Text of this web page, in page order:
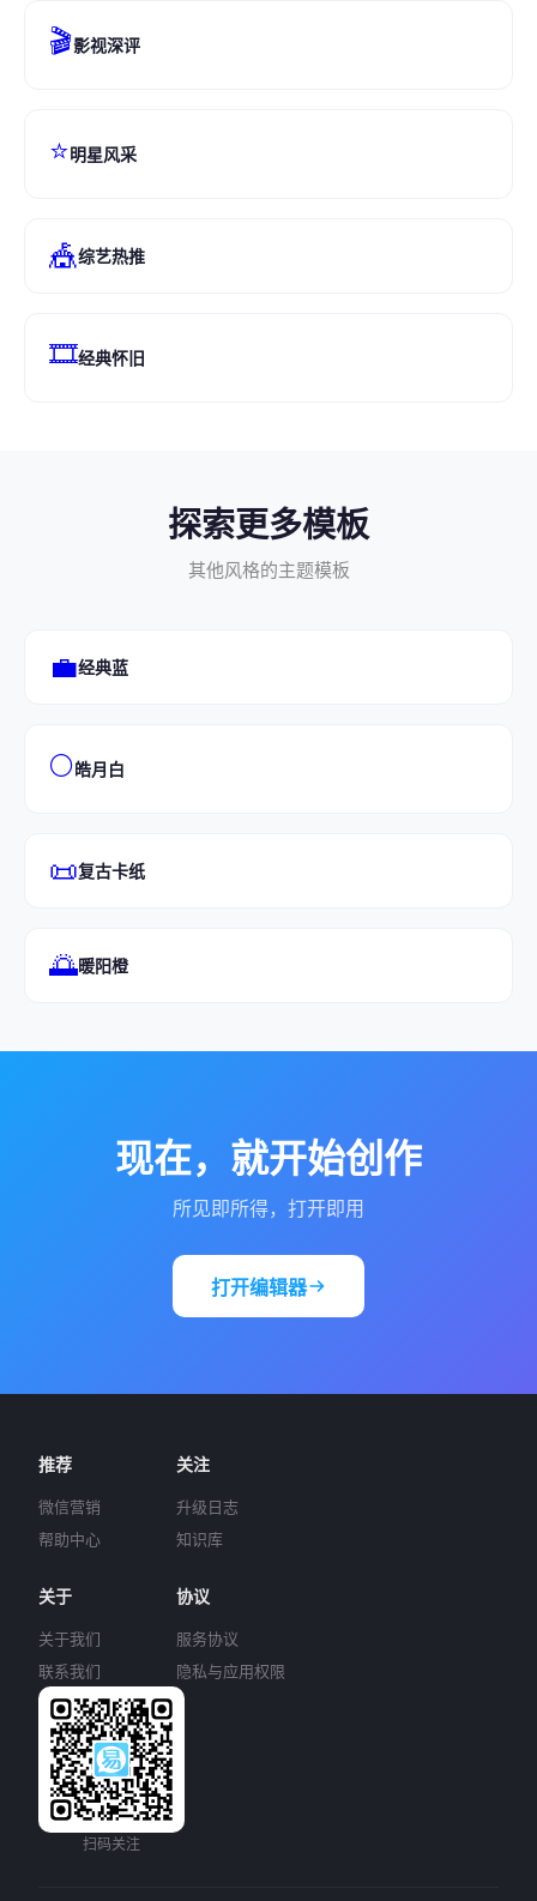
🎬影视深评
⭐明星风采
🎪综艺热推
🎞️经典怀旧
探索更多模板
其他风格的主题模板
💼经典蓝
🌕皓月白
📜复古卡纸
🌅暖阳橙
现在，就开始创作
所见即所得，打开即用
打开编辑器
推荐
微信营销
帮助中心
关注
升级日志
知识库
关于
关于我们
联系我们
协议
服务协议
隐私与应用权限
扫码关注